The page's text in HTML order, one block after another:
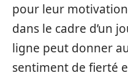
pour leur
dans le cadre d’un
ligne peut donner
sentiment de fierté